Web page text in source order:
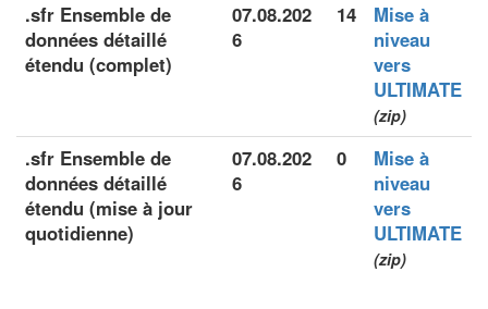
.sfr Ensemble de
données détaillé
étendu (complet)
07.08.202
6
14
Mise à
niveau
vers
ULTIMATE
(zip)
.sfr Ensemble de
données détaillé
étendu (mise à jour
quotidienne)
07.08.202
6
0
Mise à
niveau
vers
ULTIMATE
(zip)